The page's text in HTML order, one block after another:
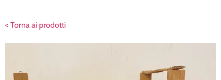
< Torna ai prodotti